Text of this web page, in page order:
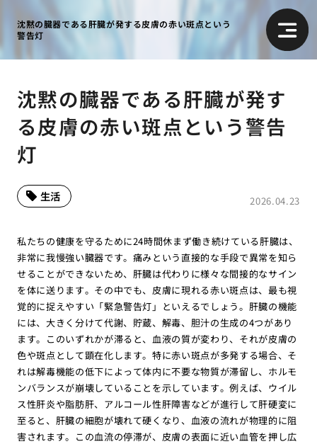
沈黙の臓器である肝臓が発する皮膚の赤い斑点という
警告灯
沈黙の臓器である肝臓が発す
る皮膚の赤い斑点という警告
灯
2026.04.23
生活
私たちの健康を守るために24時間休まず働き続けている肝臓は、
非常に我慢強い臓器です。痛みという直接的な手段で異常を知ら
せることができないため、肝臓は代わりに様々な間接的なサイン
を体に送ります。その中でも、皮膚に現れる赤い斑点は、最も視
覚的に捉えやすい「緊急警告灯」といえるでしょう。肝臓の機能
には、大きく分けて代謝、貯蔵、解毒、胆汁の生成の4つがあり
ます。このいずれかが滞ると、血液の質が変わり、それが皮膚の
色や斑点として顕在化します。特に赤い斑点が多発する場合、そ
れは解毒機能の低下によって体内に不要な物質が滞留し、ホルモ
ンバランスが崩壊していることを示しています。例えば、ウイル
ス性肝炎や脂肪肝、アルコール性肝障害などが進行して肝硬変に
至ると、肝臓の細胞が壊れて硬くなり、血液の流れが物理的に阻
害されます。この血流の停滞が、皮膚の表面に近い血管を押し広